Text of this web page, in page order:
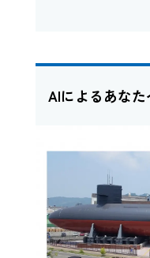
AIによるあな